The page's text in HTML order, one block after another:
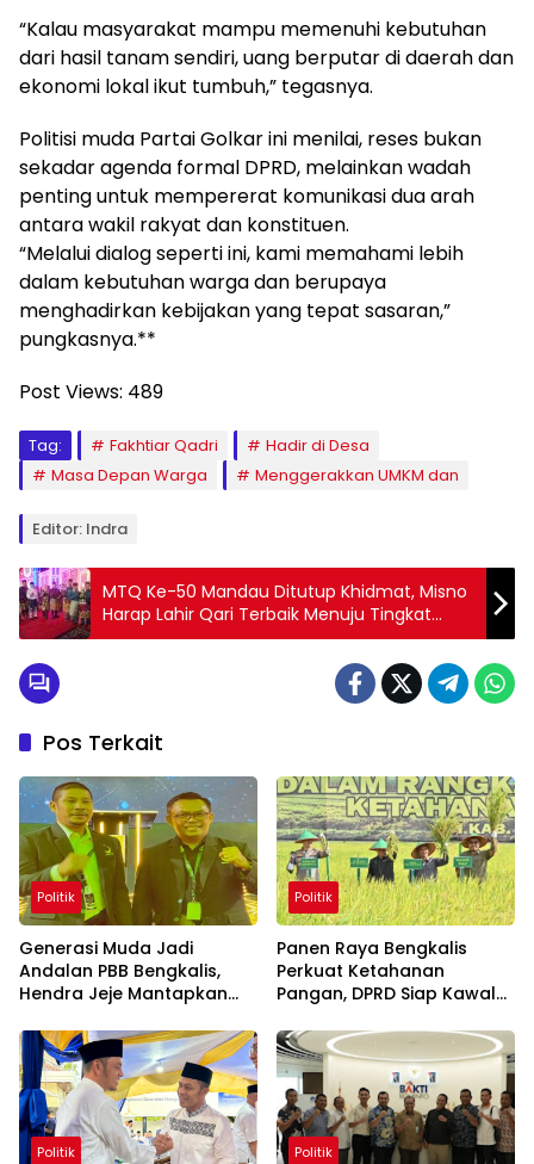
“Kalau masyarakat mampu memenuhi kebutuhan
dari hasil tanam sendiri, uang berputar di daerah dan
ekonomi lokal ikut tumbuh,” tegasnya.
Politisi muda Partai Golkar ini menilai, reses bukan
sekadar agenda formal DPRD, melainkan wadah
penting untuk mempererat komunikasi dua arah
antara wakil rakyat dan konstituen.
“Melalui dialog seperti ini, kami memahami lebih
dalam kebutuhan warga dan berupaya
menghadirkan kebijakan yang tepat sasaran,”
pungkasnya.**
Post Views: 489
Tag: Fakhtiar Qadri
Hadir di Desa
Masa Depan Warga
Menggerakkan UMKM dan
Editor: Indra
MTQ Ke-50 Mandau Ditutup Khidmat, Misno
Harap Lahir Qari Terbaik Menuju Tingkat
Kabupaten
Pos Terkait
Politik
Generasi Muda Jadi
Andalan PBB Bengkalis,
Hendra Jeje Mantapkan
Politik
Panen Raya Bengkalis
Perkuat Ketahanan
Pangan, DPRD Siap Kawal
Politik Politik